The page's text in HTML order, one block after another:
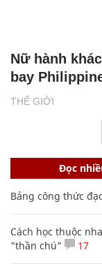
THẾ GIỚI
Nữ hành
bay
Đọc
Bảng công thức
Cách học thuộc
"thần chú"
17